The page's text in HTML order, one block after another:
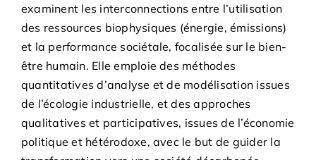
examinent les interconnections entre l’utilisation
des ressources biophysiques (énergie, émissions)
et la performance sociétale, focalisée sur le bien-
être humain. Elle emploie des méthodes
quantitatives d’analyse et de modélisation issues
de l’écologie industrielle, et des approches
qualitatives et participatives, issues de l’économie
politique et hétérodoxe, avec le but de guider la